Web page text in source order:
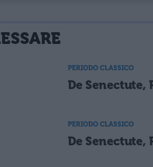
PERIODO CLASSICO
De Senectute,
PERIODO CLASSICO
De Senectute,